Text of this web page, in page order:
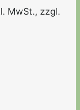
MwSt., zzgl.